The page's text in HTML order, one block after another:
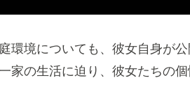
環境についても、彼女自身が
家の生活に迫り、彼女たちの